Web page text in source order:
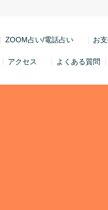
ZOOM占い/電話占い お
アクセス よくある質問